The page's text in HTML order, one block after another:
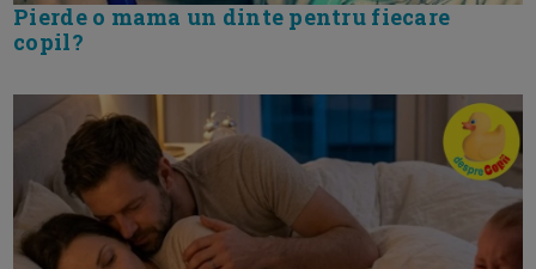
Pierde o mama un dinte pentru fiecare
copil?